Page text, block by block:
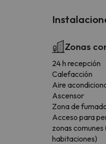
Zonas
24 h recepción
Calefacción
Aire
Ascensor
Zona de
Acceso para
zonas
habitaciones)